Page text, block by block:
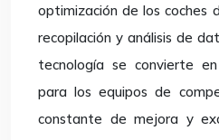
optimización de los coches
recopilación y análisis de
tecnología se convierte
para los equipos de
constante de mejora y